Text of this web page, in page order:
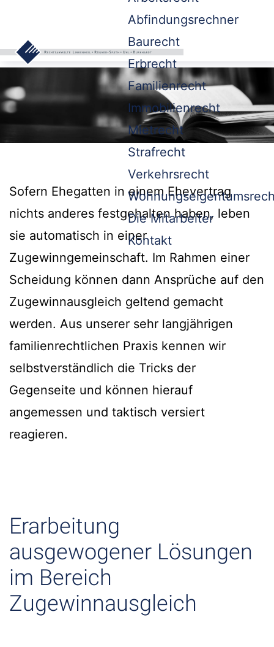
Abfindungsrechner
Baurecht
Erbrecht
Familienrecht
Immobilienrecht
Mietrecht
Strafrecht
Verkehrsrecht
Die Mitarbeiter
Kontakt
Sofern Ehegatten in einem Ehevertrag
nichts anderes festgehalten haben, leben
sie automatisch in einer
Zugewinngemeinschaft. Im Rahmen einer
Scheidung können dann Ansprüche auf den
Zugewinnausgleich geltend gemacht
werden. Aus unserer sehr langjährigen
familienrechtlichen Praxis kennen wir
selbstverständlich die Tricks der
Gegenseite und können hierauf
angemessen und taktisch versiert
reagieren.
Erarbeitung
ausgewogener Lösungen
im Bereich
Zugewinnausgleich